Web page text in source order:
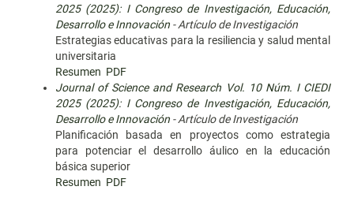
2025 (2025): I Congreso de Investigación, Educación,
Desarrollo e Innovación - Artículo de Investigación
Estrategias educativas para la resiliencia y salud mental
universitaria
Resumen PDF
Journal of Science and Research Vol. 10 Núm. I CIEDI
2025 (2025): I Congreso de Investigación, Educación,
Desarrollo e Innovación - Artículo de Investigación
Planificación basada en proyectos como estrategia
para potenciar el desarrollo áulico en la educación
básica superior
Resumen PDF